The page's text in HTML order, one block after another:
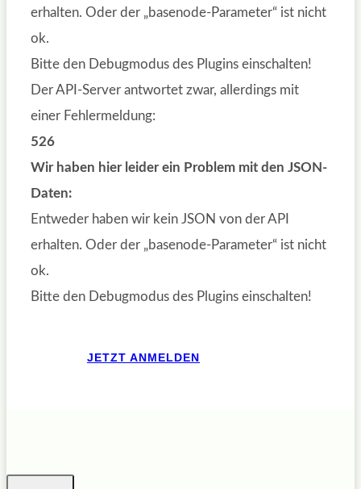
erhalten. Oder der „basenode-Parameter“ ist nicht
ok.
Bitte den Debugmodus des Plugins einschalten!
Der API-Server antwortet zwar, allerdings mit
einer Fehlermeldung:
526
Wir haben hier leider ein Problem mit den JSON-
Daten:
Entweder haben wir kein JSON von der API
erhalten. Oder der „basenode-Parameter“ ist nicht
ok.
Bitte den Debugmodus des Plugins einschalten!
JETZT ANMELDEN